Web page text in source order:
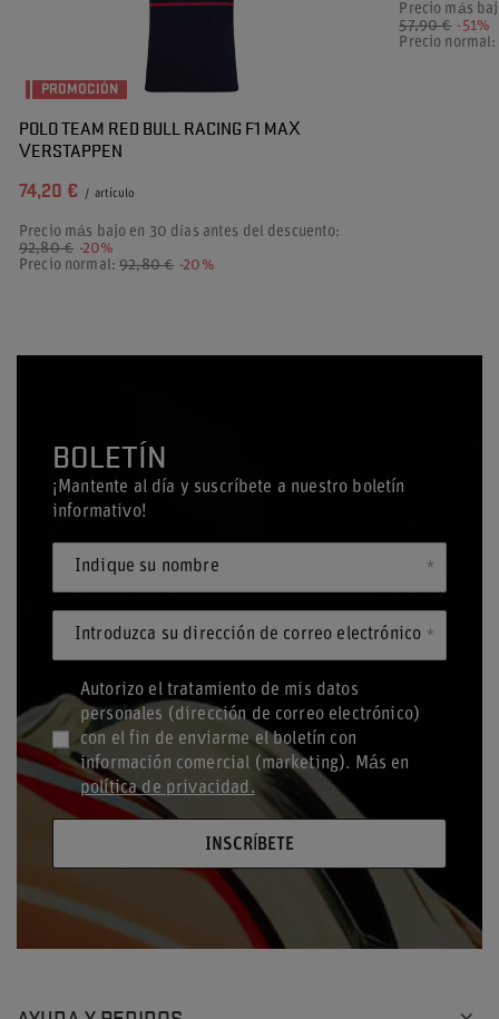
PROMOCIÓN
POLO TEAM RED BULL RACING F1 MAX
VERSTAPPEN
74,20 € / artículo
Precio más bajo en 30 días antes del descuento:
92,80 € -20%
Precio normal:92,80 € -20%
Precio más
57,90 € -51%
Precio normal:
BOLETÍN
¡Mantente al día y suscríbete a nuestro boletín
informativo!
Indique su nombre
Introduzca su dirección de correo electrónico
Autorizo el tratamiento de mis datos
personales (dirección de correo electrónico)
con el fin de enviarme el boletín con
información comercial (marketing). Más en
política de privacidad.
INSCRÍBETE